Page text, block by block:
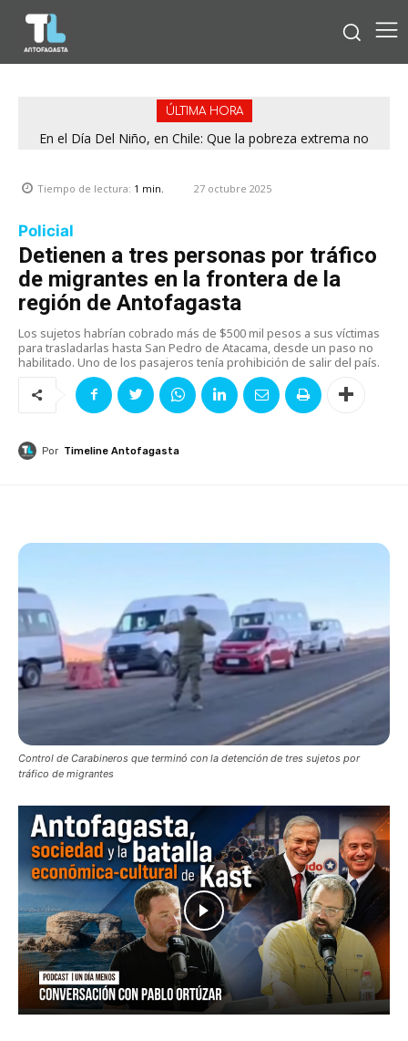
ÚLTIMA HORA
En el Día Del Niño, en Chile: Que la pobreza extrema no
Presidente regional del PDG adelantó que entregarán toda
Tiempo de lectura: 1 min. 27 octubre 2025
Policial
Detienen a tres personas por tráfico
de migrantes en la frontera de la
región de Antofagasta
Los sujetos habrían cobrado más de $500 mil pesos a sus víctimas
para trasladarlas hasta San Pedro de Atacama, desde un paso no
habilitado. Uno de los pasajeros tenía prohibición de salir del país.
Por Timeline Antofagasta
Control de Carabineros que terminó con la detención de tres sujetos por
tráfico de migrantes